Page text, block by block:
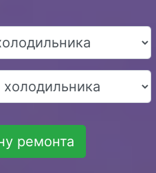
ремонта